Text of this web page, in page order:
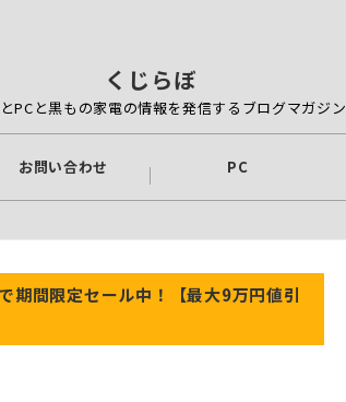
くじらぼ
PCと黒もの家電の情報を発信するブログマガジン
お問い合わせ PC
間限定セール中！【最大9万円値引